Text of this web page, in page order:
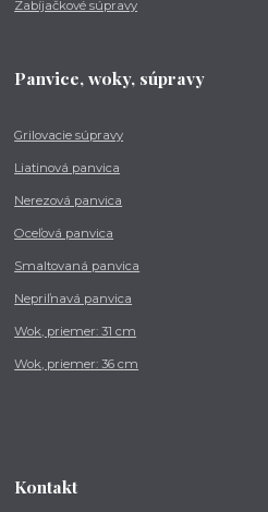
Zabíjačkové súpravy
Panvice, woky, súpravy
Grilovacie súpravy
Liatinová panvica
Nerezová panvica
Oceľová panvica
Smaltovaná panvica
Nepriľnavá panvica
Wok, priemer: 31 cm
Wok, priemer: 36 cm
Kontakt